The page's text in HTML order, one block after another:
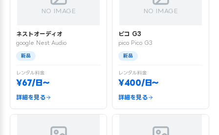
NO IMAGE
ネストオーディオ
google Nest Audio
新品
レンタル料金
¥67/日〜
詳細を見る
NO IMAGE
ピコ G3
pico Pico G3
新品
レンタル料金
¥400/日〜
詳細を見る